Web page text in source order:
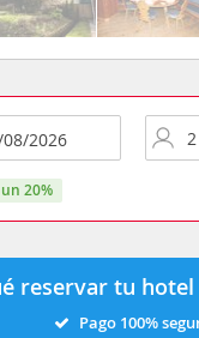
20%
reservar tu
Pago 100%